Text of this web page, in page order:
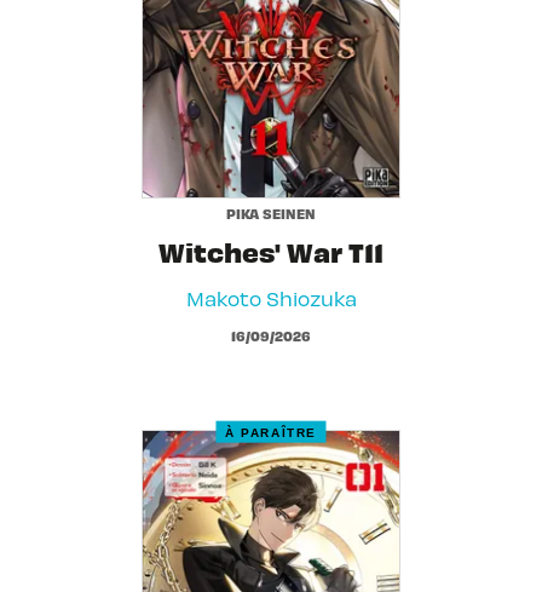
PIKA SEINEN
Witches' War T11
Makoto Shiozuka
16/09/2026
À PARAÎTRE